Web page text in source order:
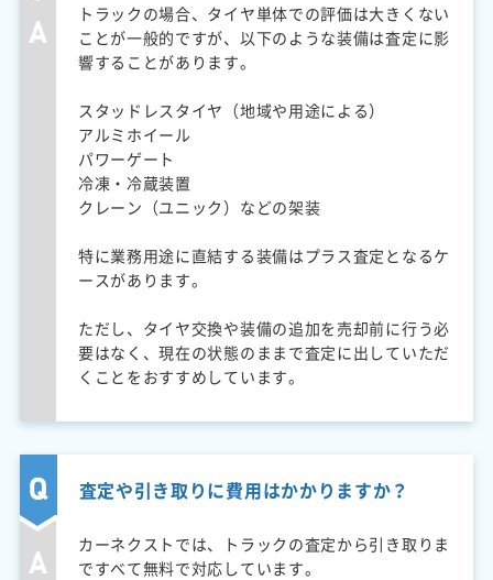
トラックの場合、タイヤ単体での評価は大きくない
ことが一般的ですが、以下のような装備は査定に影
響することがあります。
スタッドレスタイヤ（地域や用途による）
アルミホイール
パワーゲート
冷凍・冷蔵装置
クレーン（ユニック）などの架装
特に業務用途に直結する装備はプラス査定となるケ
ースがあります。
ただし、タイヤ交換や装備の追加を売却前に行う必
要はなく、現在の状態のままで査定に出していただ
くことをおすすめしています。
査定や引き取りに費用はかかりますか？
カーネクストでは、トラックの査定から引き取りま
ですべて無料で対応しています。